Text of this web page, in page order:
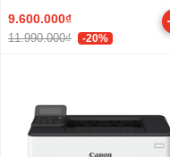
9.600.000₫
11.990.000₫ -20%